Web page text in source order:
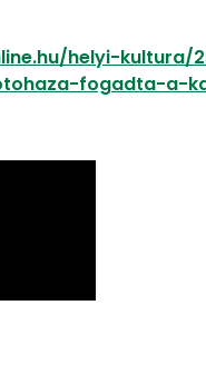
helyi-kultura/
fogadta-a-